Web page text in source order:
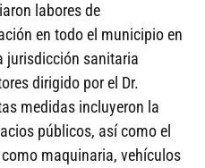
labores de
en todo el municipio en
jurisdicción sanitaria
dirigido por el Dr.
medidas incluyeron la
públicos, así como el
maquinaria, vehículos